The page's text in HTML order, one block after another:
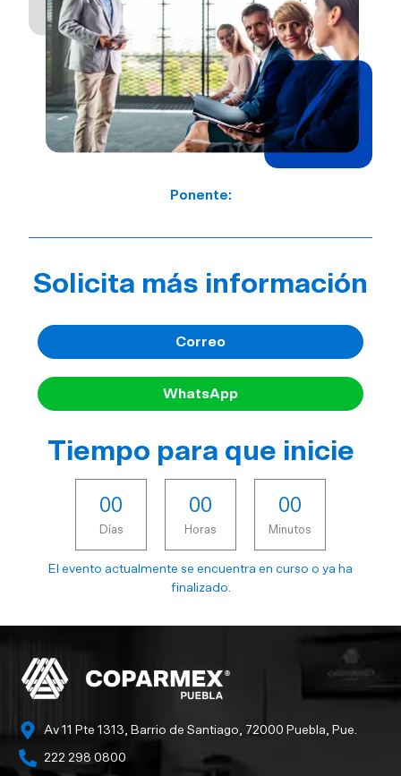
Ponente:
Solicita más información
Correo
WhatsApp
Tiempo para que inicie
00
Días
00
Horas
00
Minutos
El evento actualmente se encuentra en curso o ya ha
finalizado.
Av 11 Pte 1313, Barrio de Santiago, 72000 Puebla, Pue.
222 298 0800